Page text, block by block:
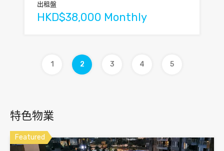
出租盤
HKD$38,000 Monthly
1 2 3 4 5
特色物業
Featured